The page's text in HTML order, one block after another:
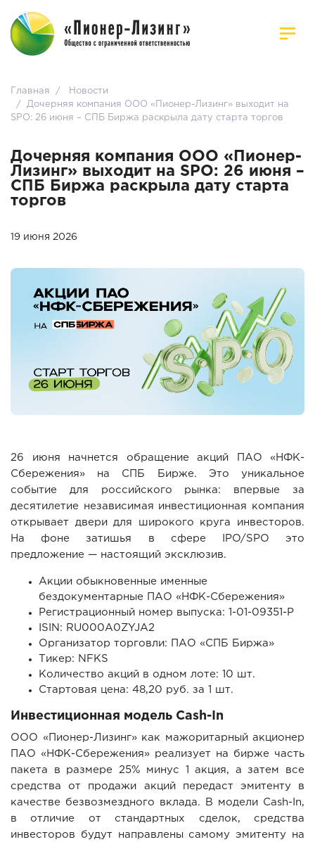
Главная /
Новости
/
Дочерняя компания ООО «Пионер-Лизинг» выходит на
SPO: 26 июня – СПБ Биржа раскрыла дату старта торгов
Дочерняя компания ООО «Пионер-
Лизинг» выходит на SPO: 26 июня –
СПБ Биржа раскрыла дату старта
торгов
19 июня 2026
26 июня начнется обращение акций ПАО «НФК-
Сбережения» на СПБ Бирже. Это уникальное
событие для российского рынка: впервые за
десятилетие независимая инвестиционная компания
открывает двери для широкого круга инвесторов.
На фоне затишья в сфере IPO/SPO это
предложение — настоящий эксклюзив.
Акции обыкновенные именные
бездокументарные ПАО «НФК-Сбережения»
Регистрационный номер выпуска: 1-01-09351-P
ISIN: RU000A0ZYJA2
Организатор торговли: ПАО «СПБ Биржа»
Тикер: NFKS
Количество акций в одном лоте: 10 шт.
Стартовая цена: 48,20 руб. за 1 шт.
Инвестиционная модель Cash-In
ООО «Пионер-Лизинг» как мажоритарный акционер
ПАО «НФК-Сбережения» реализует на бирже часть
пакета в размере 25% минус 1 акция, а затем все
средства от продажи акций передаст эмитенту в
качестве безвозмездного вклада. В модели Cash-In,
в отличие от стандартных сделок, средства
инвесторов будут направлены самому эмитенту на